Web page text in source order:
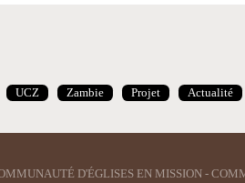
UCZ Zambie Projet Actualité
D'ÉGLISES EN MISSION -